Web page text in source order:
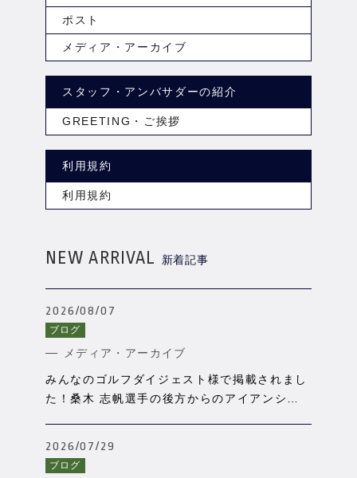
ポスト
メディア・アーカイブ
スタッフ・アンバサダーの紹介
GREETING・ご挨拶
利用規約
利用規約
NEW ARRIVAL 新着記事
2026/08/07
ブログ
メディア・アーカイブ
みんなのゴルフダイジェスト様で掲載されまし
た！桑木 志帆選手の後方からのアイアンショ
2026/07/29
ブログ